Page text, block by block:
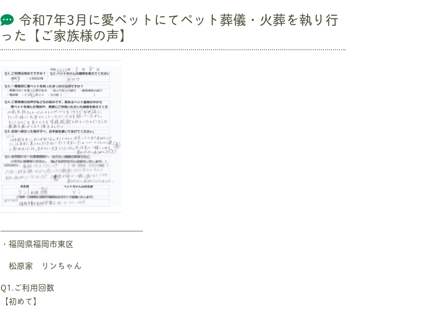
令和7年3月に愛ペットにてペット葬儀・火葬を執り行
った【ご家族様の声】
—————————————————–
・福岡県福岡市東区
松原家 リンちゃん
Q1.ご利用回数
【初めて】